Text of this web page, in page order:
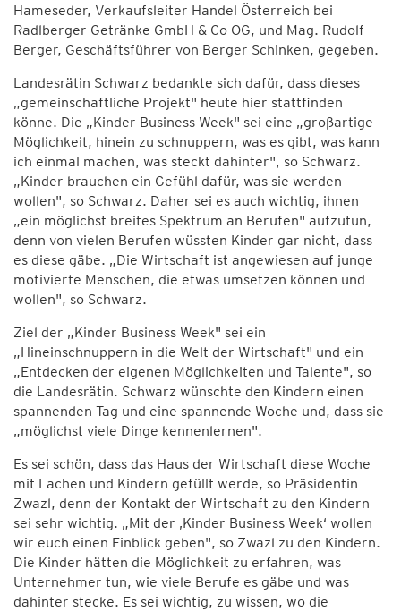
Hameseder, Verkaufsleiter Handel Österreich bei
Radlberger Getränke GmbH & Co OG, und Mag. Rudolf
Berger, Geschäftsführer von Berger Schinken, gegeben.
Landesrätin Schwarz bedankte sich dafür, dass dieses
„gemeinschaftliche Projekt" heute hier stattfinden
könne. Die „Kinder Business Week" sei eine „großartige
Möglichkeit, hinein zu schnuppern, was es gibt, was kann
ich einmal machen, was steckt dahinter", so Schwarz.
„Kinder brauchen ein Gefühl dafür, was sie werden
wollen", so Schwarz. Daher sei es auch wichtig, ihnen
„ein möglichst breites Spektrum an Berufen" aufzutun,
denn von vielen Berufen wüssten Kinder gar nicht, dass
es diese gäbe. „Die Wirtschaft ist angewiesen auf junge
motivierte Menschen, die etwas umsetzen können und
wollen", so Schwarz.
Ziel der „Kinder Business Week" sei ein
„Hineinschnuppern in die Welt der Wirtschaft" und ein
„Entdecken der eigenen Möglichkeiten und Talente", so
die Landesrätin. Schwarz wünschte den Kindern einen
spannenden Tag und eine spannende Woche und, dass sie
„möglichst viele Dinge kennenlernen".
Es sei schön, dass das Haus der Wirtschaft diese Woche
mit Lachen und Kindern gefüllt werde, so Präsidentin
Zwazl, denn der Kontakt der Wirtschaft zu den Kindern
sei sehr wichtig. „Mit der ‚Kinder Business Week‘ wollen
wir euch einen Einblick geben", so Zwazl zu den Kindern.
Die Kinder hätten die Möglichkeit zu erfahren, was
Unternehmer tun, wie viele Berufe es gäbe und was
dahinter stecke. Es sei wichtig, zu wissen, wo die